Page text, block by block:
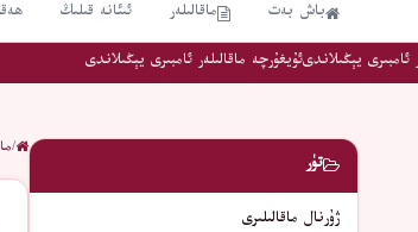
باش بەت ماقالىلەر ئىئانە قىلىڭ
يېڭىلاندىئۇيغۇرچە ماقالىلەر ئامبىرى يېڭىلاندى
/
تۈر
ژۇرنال ماقالىلىرى